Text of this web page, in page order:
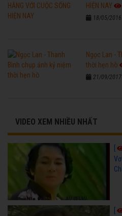
HIỆN NAY
18/05/
Ngọc Lan -
thời hẹn hò
21/09/
VIDEO XEM NHIỀU NHẤT
[